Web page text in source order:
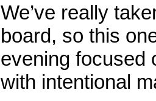
We’ve really
board, so this
evening focused
with intentional